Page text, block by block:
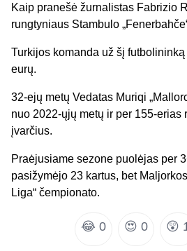
Kaip pranešė žurnalistas Fabrizio
rungtyniaus Stambulo
Turkijos komanda už šį
eurų.
32-ejų metų Vedatas Muriqi
nuo 2022-ųjų metų ir per 155-erias
įvarčius.
Praėjusiame sezone puolėjas per
pasižymėjo 23 kartus, bet
Liga“ čempionato.
😂 0 😍 0 😲